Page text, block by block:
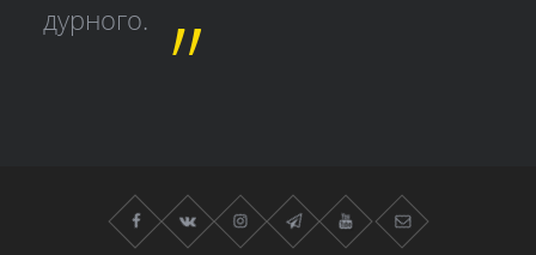
дурного.